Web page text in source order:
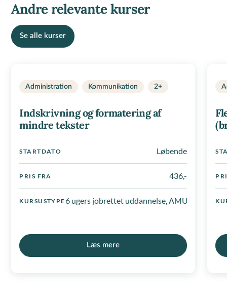
Andre relevante kurser
Se alle kurser
Administration Kommunikation 2+
Indskrivning og formatering af
mindre tekster
STARTDATO Løbende
PRIS FRA 436,-
KURSUSTYPE6 ugers jobrettet uddannelse, AMU-kursus,
Læs mere